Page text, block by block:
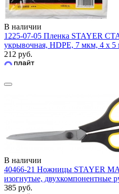
В наличии
1225-07-05 Пленка STAYER
укрывочная, HDPE, 7 мкм, 4 х 5
212 руб.
В наличии
40466-21 Ножницы STAYER
изогнутые, двухкомпонентные
385 руб.